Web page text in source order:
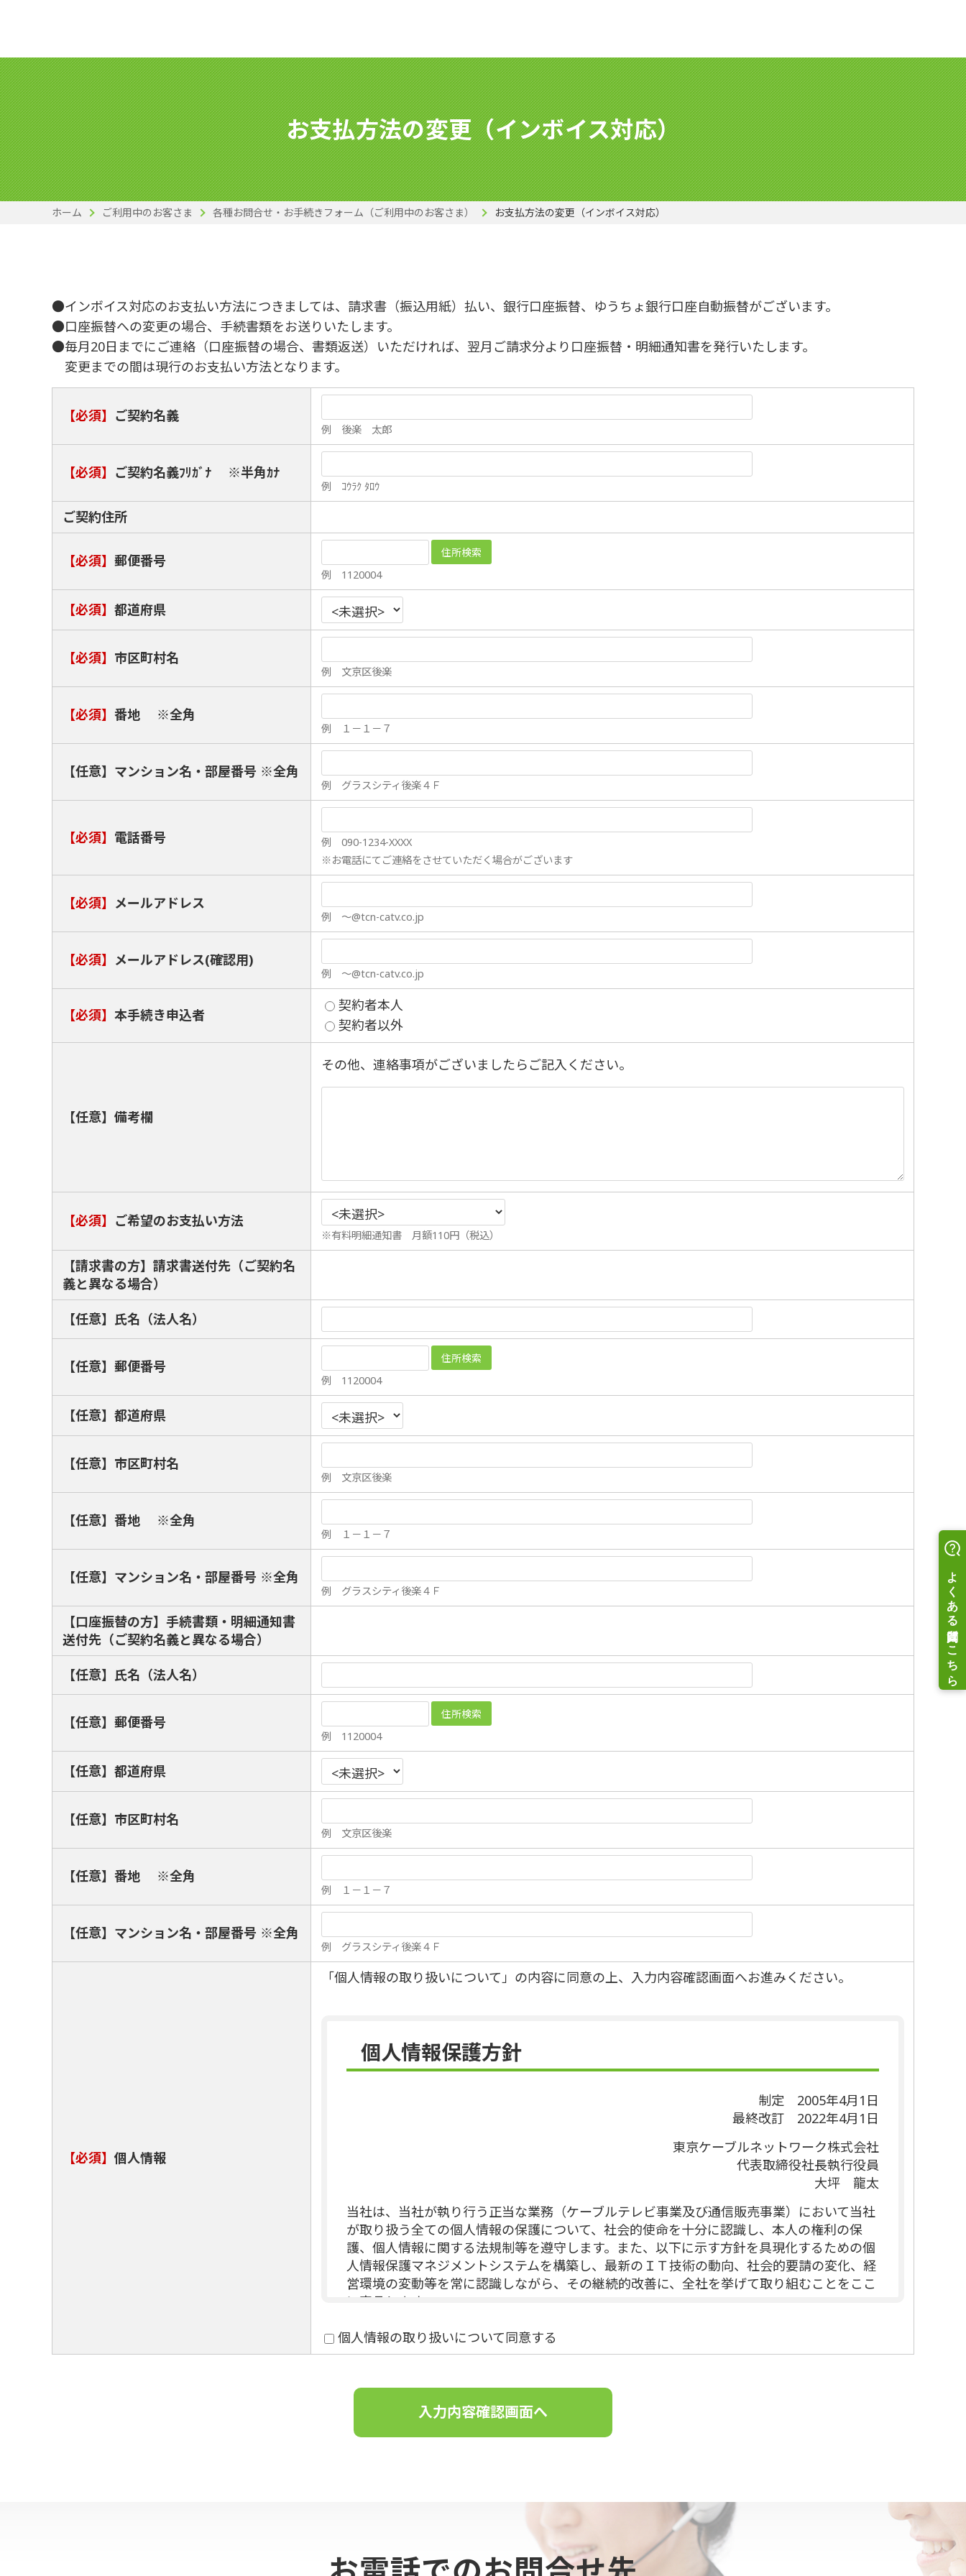
お支払方法の変更（インボイス対応）
ホーム ご利用中のお客さま 各種お問合せ・お手続きフォーム（ご利用中のお客さま） お支払方法の変更（インボイス対応）
●インボイス対応のお支払い方法につきましては、請求書（振込用紙）払い、銀行口座振替、ゆうちょ銀行口座自動振替がございます。
●口座振替への変更の場合、手続書類をお送りいたします。
●毎月20日までにご連絡（口座振替の場合、書類返送）いただければ、翌月ご請求分より口座振替・明細通知書を発行いたします。
変更までの間は現行のお支払い方法となります。
【必須】 ご契約名義
例 後楽 太郎
【必須】 ご契約名義ﾌﾘｶﾞﾅ ※半角ｶﾅ
例 ｺｳﾗｸ ﾀﾛｳ
ご契約住所
【必須】 郵便番号
例 1120004
【必須】 都道府県
【必須】 市区町村名
例 文京区後楽
【必須】 番地 ※全角
例 １－１－７
【任意】マンション名・部屋番号 ※全角
例 グラスシティ後楽４Ｆ
【必須】 電話番号
例 090-1234-XXXX
※お電話にてご連絡をさせていただく場合がございます
【必須】 メールアドレス
例 ～@tcn-catv.co.jp
【必須】 メールアドレス(確認用)
例 ～@tcn-catv.co.jp
【必須】 本手続き申込者
契約者本人
契約者以外
【任意】備考欄
その他、連絡事項がございましたらご記入ください。
【必須】 ご希望のお支払い方法
※有料明細通知書 月額110円（税込）
【請求書の方】請求書送付先（ご契約名
義と異なる場合）
【任意】氏名（法人名）
【任意】郵便番号
例 1120004
【任意】都道府県
【任意】市区町村名
例 文京区後楽
【任意】番地 ※全角
例 １－１－７
【任意】マンション名・部屋番号 ※全角
例 グラスシティ後楽４Ｆ
【口座振替の方】手続書類・明細通知書
送付先（ご契約名義と異なる場合）
【任意】氏名（法人名）
【任意】郵便番号
例 1120004
【任意】都道府県
【任意】市区町村名
例 文京区後楽
【任意】番地 ※全角
例 １－１－７
【任意】マンション名・部屋番号 ※全角
例 グラスシティ後楽４Ｆ
【必須】 個人情報
「個人情報の取り扱いについて」の内容に同意の上、入力内容確認画面へお進みください。
個人情報保護方針
制定 2005年4月1日
最終改訂 2022年4月1日
東京ケーブルネットワーク株式会社
代表取締役社長執行役員
大坪 龍太
当社は、当社が執り行う正当な業務（ケーブルテレビ事業及び通信販売事業）において当社
が取り扱う全ての個人情報の保護について、社会的使命を十分に認識し、本人の権利の保
護、個人情報に関する法規制等を遵守します。また、以下に示す方針を具現化するための個
人情報保護マネジメントシステムを構築し、最新のＩＴ技術の動向、社会的要請の変化、経
営環境の変動等を常に認識しながら、その継続的改善に、全社を挙げて取り組むことをここ
に宣言します。
個人情報は当社が執り行う正当な業務（ケーブルテレビ事業及び通信販売事業）におい
て当社の正当な事業遂行上並びに従業員の雇用、人事管理上必要な範囲に限定して、取
扱いは致しません。
個人情報保護に関する法令、国が定める指針及びその他の規範を遵守致します。
個人情報の漏えい、滅失、き損などのリスクに対しては、合理的な安全対策を講じて防
個人情報保護マネジメントシステムは、当社を取り巻く環境の変化を踏まえ、適時・適
切に見直してその改善を継続的に推進します。
個人情報の取り扱いについて同意する